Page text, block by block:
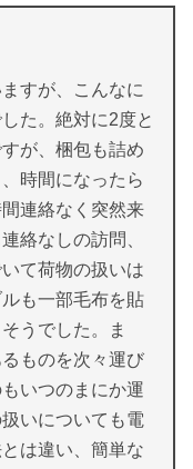
すが、こんなに
た。絶対に2度と
が、梱包も詰め
時間になったら
連絡なく突然来
絡なしの訪問、
て荷物の扱いは
も一部毛布を貼
うでした。ま
ものを次々運び
いつのまにか運
いについても電
は違い、簡単な